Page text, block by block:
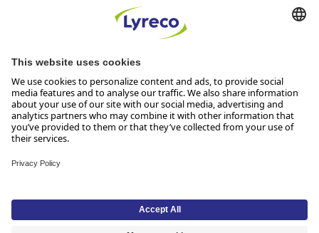
Kjøpsbetingelser
Personvernerklæring
Vilkår
Vilkår for kundeklubben
Åpenhetsloven
Endre dine personvernsinnstillinger